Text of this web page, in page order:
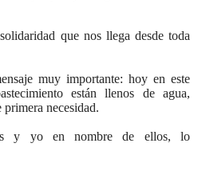
que nos llega desde toda
muy importante: hoy en este
están llenos de agua,
necesidad.
y yo en nombre de ellos, lo